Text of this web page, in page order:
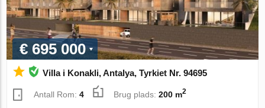
€ 695 000
Villa i Konakli, Antalya, Tyrkiet Nr. 94695
Antall Rom:4 Brug plads:200 m2